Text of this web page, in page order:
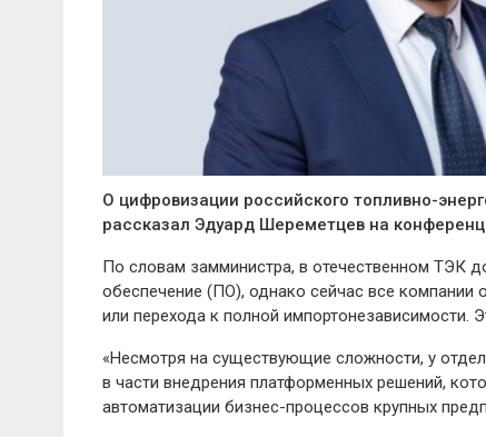
О цифровизации российского топливно-
рассказал Эдуард Шереметцев на
По словам замминистра, в отечественном ТЭК
обеспечение (ПО), однако сейчас все
или перехода к полной импортонезависимости.
«Несмотря на существующие сложности, у
в части внедрения платформенных решений,
автоматизации бизнес-процессов крупных